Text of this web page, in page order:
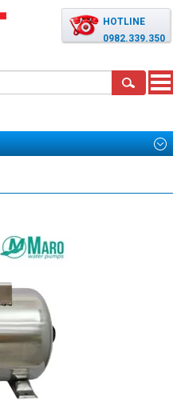
HOTLINE
0982.339.350
Toggle